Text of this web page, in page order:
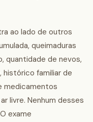
ao lado de outros
queimaduras
quantidade de nevos,
familiar de
medicamentos
livre. Nenhum desses
exame